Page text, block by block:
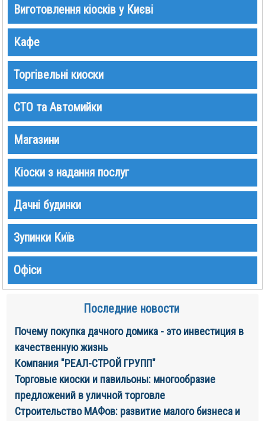
Виготовлення кіосків у Києві
Кафе
Торгівельні киоски
СТО та Автомийки
Магазини
Кіоски з надання послуг
Дачні будинки
Зупинки Київ
Офіси
Последние новости
Почему покупка дачного домика - это инвестиция в
качественную жизнь
Компания "РЕАЛ-СТРОЙ ГРУПП"
Торговые киоски и павильоны: многообразие
предложений в уличной торговле
Строительство МАФов: развитие малого бизнеса и